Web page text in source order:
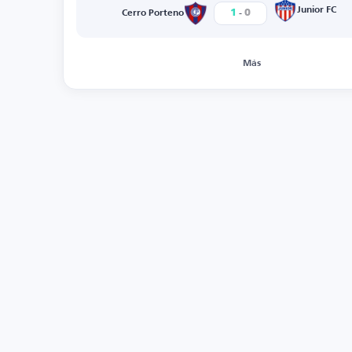
Cerro Porteno 1 - 0 Junior FC
Más